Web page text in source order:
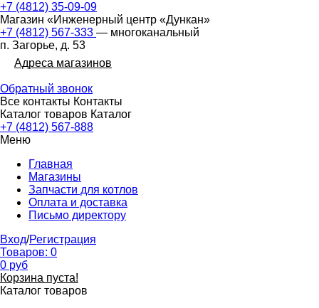
+7 (4812) 35-09-09
Магазин «Инженерный центр «Дункан»
+7 (4812) 567-333 — многоканальный
п. Загорье, д. 53
Адреса магазинов
Обратный звонок
Все контакты Контакты
Каталог товаров Каталог
+7 (4812) 567-888
Меню
Главная
Магазины
Запчасти для котлов
Оплата и доставка
Письмо директору
Вход/Регистрация
Товаров: 0
0 руб
Корзина пуста!
Каталог товаров